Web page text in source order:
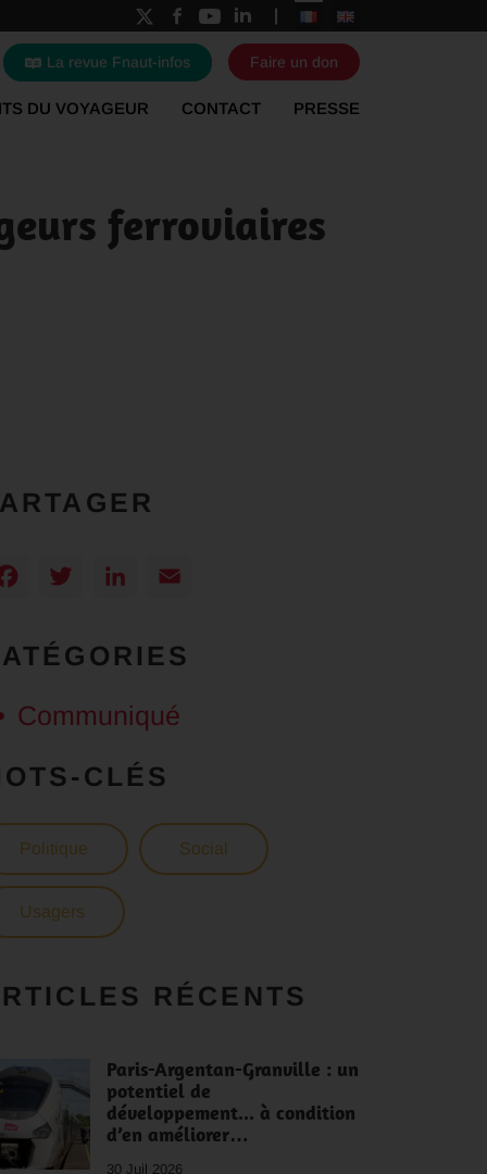
La revue Fnaut-infos Faire un don
DU VOYAGEUR CONTACT PRESSE
ferroviaires
Facebook
TwitterLinkedIn
Communiqué
CLÉS
Politique Social
Usagers
RÉCENTS
Paris-Argentan-Granville : un
potentiel de
développement... à condition
d’en améliorer…
30 Juil 2026